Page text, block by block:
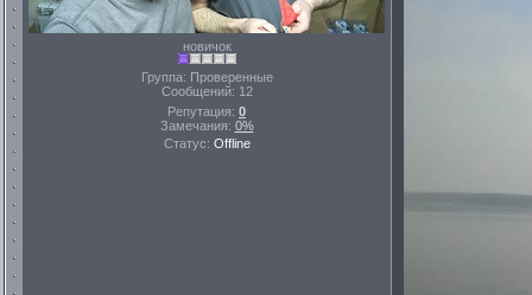
новичок
Группа: Проверенные
Сообщений: 12
Репутация: 0
Замечания: 0%
Статус: Offline